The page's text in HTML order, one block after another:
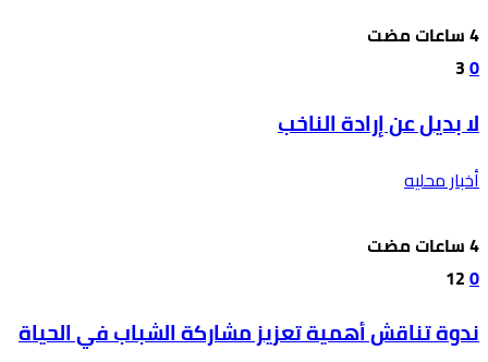
0
3
لا بديل عن إرادة الناخب
أخبار محليه
0
12
ندوة تناقش أهمية تعزيز مشاركة الشباب في الحياة